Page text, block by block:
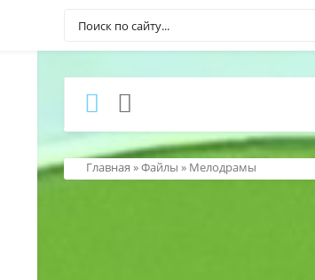
Главная »Файлы » Мелодрамы